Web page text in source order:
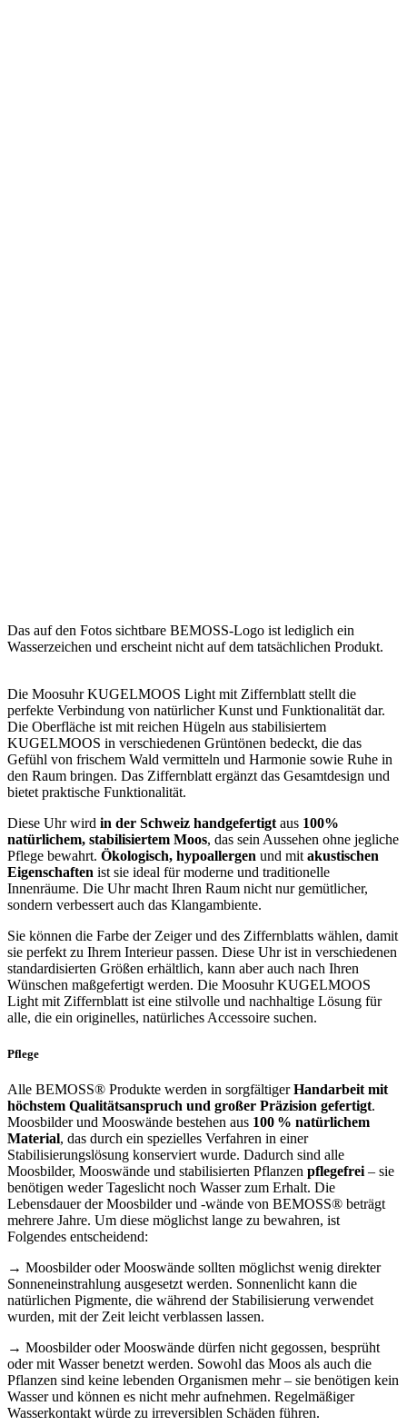
Das auf den Fotos sichtbare BEMOSS-Logo ist lediglich ein
Wasserzeichen und erscheint nicht auf dem tatsächlichen Produkt.
Die Moosuhr KUGELMOOS Light mit Ziffernblatt stellt die
perfekte Verbindung von natürlicher Kunst und Funktionalität dar.
Die Oberfläche ist mit reichen Hügeln aus stabilisiertem
KUGELMOOS in verschiedenen Grüntönen bedeckt, die das
Gefühl von frischem Wald vermitteln und Harmonie sowie Ruhe in
den Raum bringen. Das Ziffernblatt ergänzt das Gesamtdesign und
bietet praktische Funktionalität.
Diese Uhr wird in der Schweiz handgefertigt aus 100%
natürlichem, stabilisiertem Moos, das sein Aussehen ohne jegliche
Pflege bewahrt. Ökologisch, hypoallergen und mit akustischen
Eigenschaften ist sie ideal für moderne und traditionelle
Innenräume. Die Uhr macht Ihren Raum nicht nur gemütlicher,
sondern verbessert auch das Klangambiente.
Sie können die Farbe der Zeiger und des Ziffernblatts wählen, damit
sie perfekt zu Ihrem Interieur passen. Diese Uhr ist in verschiedenen
standardisierten Größen erhältlich, kann aber auch nach Ihren
Wünschen maßgefertigt werden. Die Moosuhr KUGELMOOS
Light mit Ziffernblatt ist eine stilvolle und nachhaltige Lösung für
alle, die ein originelles, natürliches Accessoire suchen.
Pflege
Alle BEMOSS® Produkte werden in sorgfältigerHandarbeit mit
höchstem Qualitätsanspruch und großer Präzision gefertigt.
Moosbilder und Mooswände bestehen aus 100 % natürlichem
Material, das durch ein spezielles Verfahren in einer
Stabilisierungslösung konserviert wurde. Dadurch sind alle
Moosbilder, Mooswände und stabilisierten Pflanzen pflegefrei – sie
benötigen weder Tageslicht noch Wasser zum Erhalt. Die
Lebensdauer der Moosbilder und -wände von BEMOSS® beträgt
mehrere Jahre. Um diese möglichst lange zu bewahren, ist
Folgendes entscheidend:
→ Moosbilder oder Mooswände sollten möglichst wenig direkter
Sonneneinstrahlung ausgesetzt werden. Sonnenlicht kann die
natürlichen Pigmente, die während der Stabilisierung verwendet
wurden, mit der Zeit leicht verblassen lassen.
→ Moosbilder oder Mooswände dürfen nicht gegossen, besprüht
oder mit Wasser benetzt werden. Sowohl das Moos als auch die
Pflanzen sind keine lebenden Organismen mehr – sie benötigen kein
Wasser und können es nicht mehr aufnehmen. Regelmäßiger
Wasserkontakt würde zu irreversiblen Schäden führen.